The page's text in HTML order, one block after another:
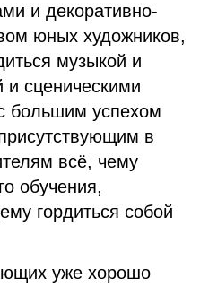
и декоративно-
юных художников,
музыкой и
сценическими
большим успехом
в
всё, чему
обучения,
гордиться собой
уже хорошо